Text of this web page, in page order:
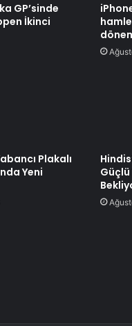
GP’sinde
İkinci
Plakalı
Yeni